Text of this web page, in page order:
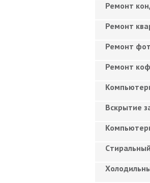
Ремонт
Ремонт
Ремонт
Ремонт
Вскрытие